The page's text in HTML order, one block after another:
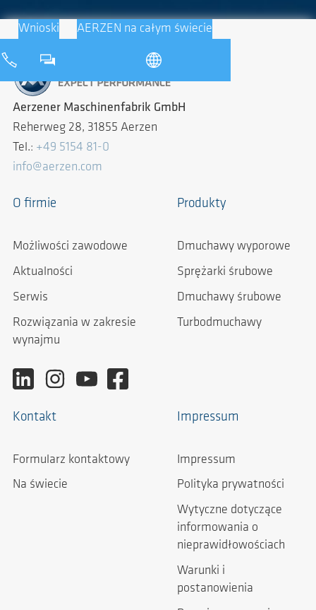
Wnioski AERZEN na całym świecie
Aerzener Maschinenfabrik GmbH
Reherweg 28, 31855 Aerzen
Tel.: +49 5154 81-0
info@aerzen.com
O firmie
Możliwości zawodowe
Aktualności
Serwis
Rozwiązania w zakresie
wynajmu
Produkty
Dmuchawy wyporowe
Sprężarki śrubowe
Dmuchawy śrubowe
Turbodmuchawy
Kontakt
Formularz kontaktowy
Na świecie
Impressum
Impressum
Polityka prywatności
Wytyczne dotyczące
informowania o
nieprawidłowościach
Warunki i
postanowienia